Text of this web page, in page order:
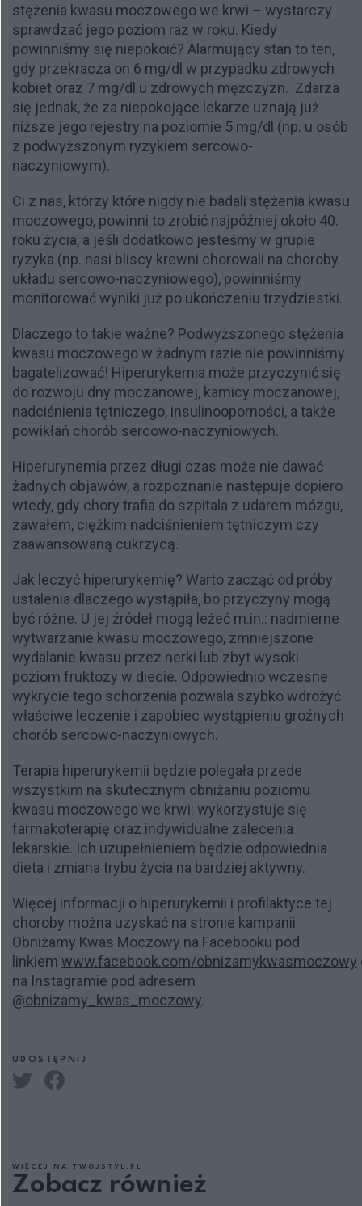
stężenia kwasu moczowego we krwi – wystarczy
sprawdzać jego poziom raz w roku. Kiedy
powinniśmy się niepokoić? Alarmujący stan to ten,
gdy przekracza on 6 mg/dl w przypadku zdrowych
kobiet oraz 7 mg/dl u zdrowych mężczyzn. Zdarza
się jednak, że za niepokojące lekarze uznają już
niższe jego rejestry na poziomie 5 mg/dl (np. u osób
z podwyższonym ryzykiem sercowo-
naczyniowym).
Ci z nas, którzy które nigdy nie badali stężenia kwasu
moczowego, powinni to zrobić najpóźniej około 40.
roku życia, a jeśli dodatkowo jesteśmy w grupie
ryzyka (np. nasi bliscy krewni chorowali na choroby
układu sercowo-naczyniowego), powinniśmy
monitorować wyniki już po ukończeniu trzydziestki.
Dlaczego to takie ważne? Podwyższonego stężenia
kwasu moczowego w żadnym razie nie powinniśmy
bagatelizować! Hiperurykemia może przyczynić się
do rozwoju dny moczanowej, kamicy moczanowej,
nadciśnienia tętniczego, insulinooporności, a także
powikłań chorób sercowo-naczyniowych.
Hiperurynemia przez długi czas może nie dawać
żadnych objawów, a rozpoznanie następuje dopiero
wtedy, gdy chory trafia do szpitala z udarem mózgu,
zawałem, ciężkim nadciśnieniem tętniczym czy
zaawansowaną cukrzycą.
Jak leczyć hiperurykemię? Warto zacząć od próby
ustalenia dlaczego wystąpiła, bo przyczyny mogą
być różne. U jej źródeł mogą leżeć m.in.: nadmierne
wytwarzanie kwasu moczowego, zmniejszone
wydalanie kwasu przez nerki lub zbyt wysoki
poziom fruktozy w diecie. Odpowiednio wczesne
wykrycie tego schorzenia pozwala szybko wdrożyć
właściwe leczenie i zapobiec wystąpieniu groźnych
chorób sercowo-naczyniowych.
Terapia hiperurykemii będzie polegała przede
wszystkim na skutecznym obniżaniu poziomu
kwasu moczowego we krwi: wykorzystuje się
farmakoterapię oraz indywidualne zalecenia
lekarskie. Ich uzupełnieniem będzie odpowiednia
dieta i zmiana trybu życia na bardziej aktywny.
Więcej informacji o hiperurykemii i profilaktyce tej
choroby można uzyskać na stronie kampanii
Obniżamy Kwas Moczowy na Facebooku pod
linkiem www.facebook.com/obnizamykwasmoczowy
na Instagramie pod adresem
@obnizamy_kwas_moczowy.
UDOSTĘPNIJ
WIĘCEJ NA TWOJSTYL.PL
Zobacz również